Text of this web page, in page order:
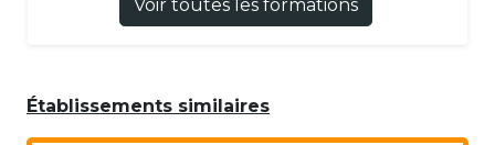
Voir toutes les formations
Établissements similaires